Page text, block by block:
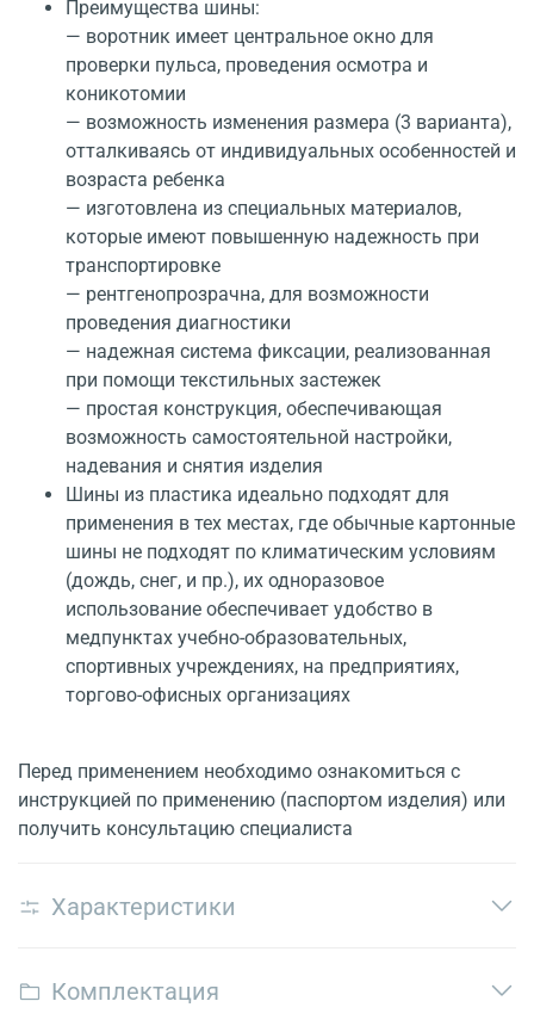
Преимущества шины:
— воротник имеет центральное окно для
проверки пульса, проведения осмотра и
коникотомии
— возможность изменения размера (3 варианта),
отталкиваясь от индивидуальных особенностей и
возраста ребенка
— изготовлена из специальных материалов,
которые имеют повышенную надежность при
транспортировке
— рентгенопрозрачна, для возможности
проведения диагностики
— надежная система фиксации, реализованная
при помощи текстильных застежек
— простая конструкция, обеспечивающая
возможность самостоятельной настройки,
надевания и снятия изделия
Шины из пластика идеально подходят для
применения в тех местах, где обычные картонные
шины не подходят по климатическим условиям
(дождь, снег, и пр.), их одноразовое
использование обеспечивает удобство в
медпунктах учебно-образовательных,
спортивных учреждениях, на предприятиях,
торгово-офисных организациях
Перед применением необходимо ознакомиться с
инструкцией по применению (паспортом изделия) или
получить консультацию специалиста
Характеристики
Комплектация